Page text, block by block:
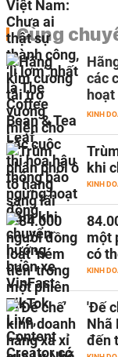
Cùng
các
KINH
khi
KINH
một
có
KINH
'Đế
Nhã
đến